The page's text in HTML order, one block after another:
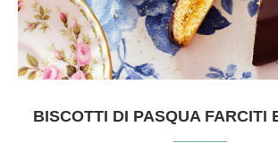
BISCOTTI DI PASQUA FARCITI